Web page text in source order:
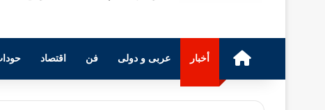
الرئيسيةأخبار عربى و دولى فن اقتصاد